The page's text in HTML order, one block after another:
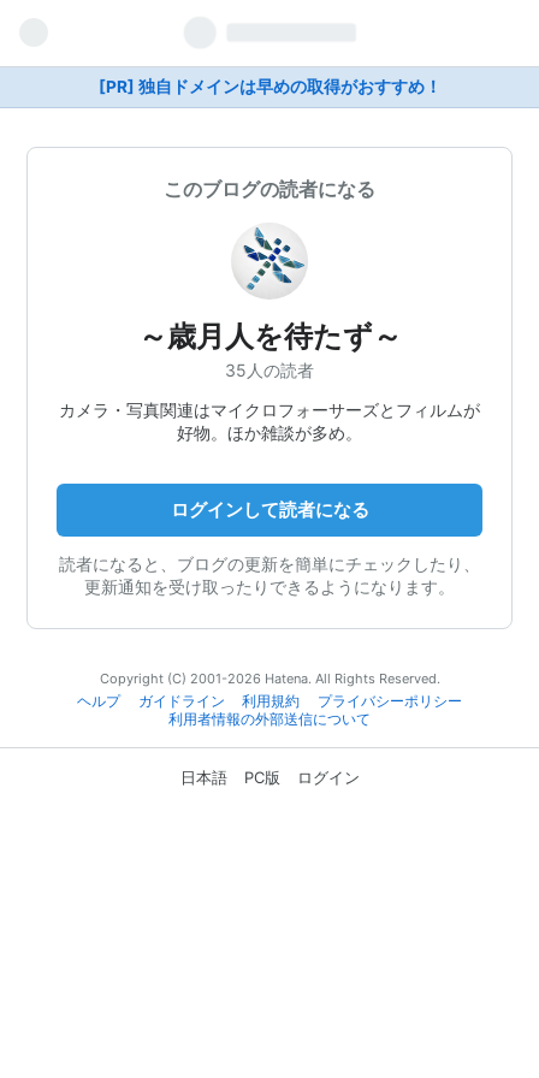
[PR] 独自ドメインは早めの取得がおすすめ！
このブログの読者になる
～歳月人を待たず～
35人の読者
カメラ・写真関連はマイクロフォーサーズとフィルムが
好物。ほか雑談が多め。
ログインして読者になる
読者になると、ブログの更新を簡単にチェックしたり、
更新通知を受け取ったりできるようになります。
Copyright (C) 2001-2026 Hatena. All Rights Reserved.
ヘルプ
ガイドライン 利用規約
プライバシーポリシー
利用者情報の外部送信について
日本語 PC版 ログイン